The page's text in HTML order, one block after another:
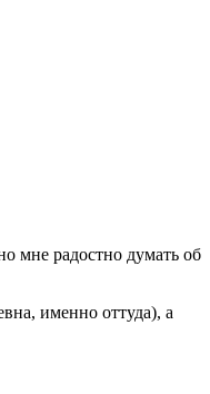
мне радостно думать об
именно оттуда), а